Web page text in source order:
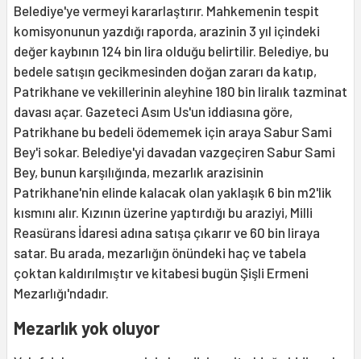
Belediye'ye vermeyi kararlaştırır. Mahkemenin tespit
komisyonunun yazdığı raporda, arazinin 3 yıl içindeki
değer kaybının 124 bin lira olduğu belirtilir. Belediye, bu
bedele satışın gecikmesinden doğan zararı da katıp,
Patrikhane ve vekillerinin aleyhine 180 bin liralık tazminat
davası açar. Gazeteci Asım Us'un iddiasına göre,
Patrikhane bu bedeli ödememek için araya Sabur Sami
Bey'i sokar. Belediye'yi davadan vazgeçiren Sabur Sami
Bey, bunun karşılığında, mezarlık arazisinin
Patrikhane'nin elinde kalacak olan yaklaşık 6 bin m2'lik
kısmını alır. Kızının üzerine yaptırdığı bu araziyi, Milli
Reasürans İdaresi adına satışa çıkarır ve 60 bin liraya
satar. Bu arada, mezarlığın önündeki haç ve tabela
çoktan kaldırılmıştır ve kitabesi bugün Şişli Ermeni
Mezarlığı'ndadır.
Mezarlık yok oluyor